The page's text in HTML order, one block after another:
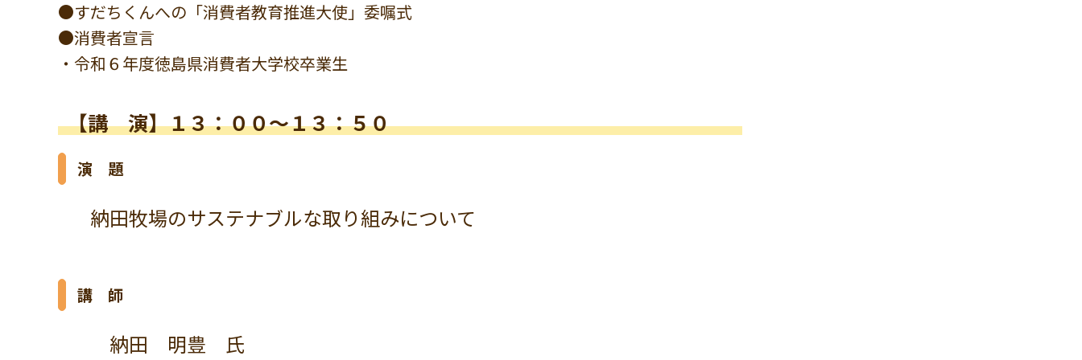
●すだちくんへの「消費者教育推進大使」委嘱式
●消費者宣言
・令和６年度徳島県消費者大学校卒業生
【講 演】１３：００～１３：５０
演 題
納田牧場のサステナブルな取り組みについて
講 師
納田 明豊 氏